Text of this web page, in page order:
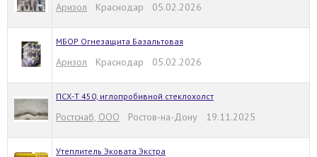
Аризол Краснодар 05.02.2026
МБОР Огнезащита Базальтовая
Аризол Краснодар 05.02.2026
ПСХ-Т 450, иглопробивной стеклохолст
Ростснаб‌, ООО Ростов-на-Дону 19.11.2025
Утеплитель Эковата Экстра